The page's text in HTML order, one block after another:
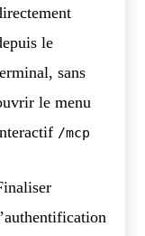
le
sans
le menu
/mcp